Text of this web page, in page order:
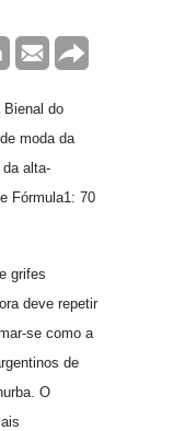
Bienal do
moda da
alta-
Fórmula1: 70
grifes
deve repetir
se como a
de
O